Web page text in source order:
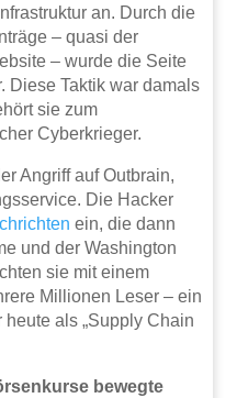
an. Durch die
– quasi der
– wurde die Seite
Diese Taktik war damals
sie zum
Cyberkrieger.
Angriff auf Outbrain,
Die Hacker
ein, die dann
und der Washington
sie mit einem
Millionen Leser – ein
als „Supply Chain
bewegte